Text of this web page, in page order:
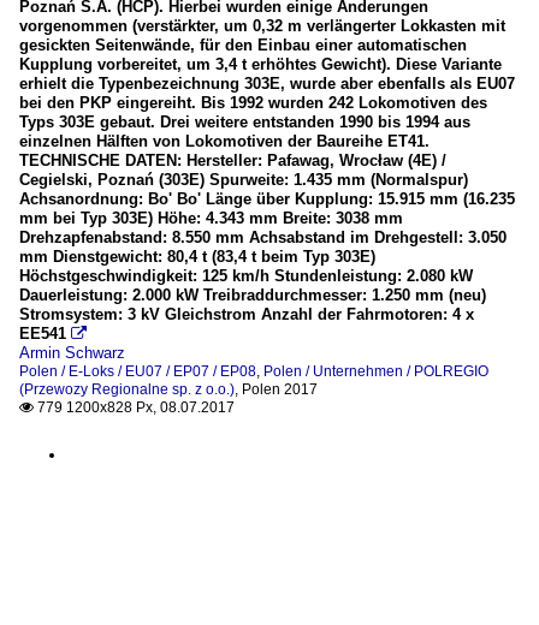
Poznań S.A. (HCP). Hierbei wurden einige Änderungen
vorgenommen (verstärkter, um 0,32 m verlängerter Lokkasten mit
gesickten Seitenwände, für den Einbau einer automatischen
Kupplung vorbereitet, um 3,4 t erhöhtes Gewicht). Diese Variante
erhielt die Typenbezeichnung 303E, wurde aber ebenfalls als EU07
bei den PKP eingereiht. Bis 1992 wurden 242 Lokomotiven des
Typs 303E gebaut. Drei weitere entstanden 1990 bis 1994 aus
einzelnen Hälften von Lokomotiven der Baureihe ET41.
TECHNISCHE DATEN: Hersteller: Pafawag, Wrocław (4E) /
Cegielski, Poznań (303E) Spurweite: 1.435 mm (Normalspur)
Achsanordnung: Bo' Bo' Länge über Kupplung: 15.915 mm (16.235
mm bei Typ 303E) Höhe: 4.343 mm Breite: 3038 mm
Drehzapfenabstand: 8.550 mm Achsabstand im Drehgestell: 3.050
mm Dienstgewicht: 80,4 t (83,4 t beim Typ 303E)
Höchstgeschwindigkeit: 125 km/h Stundenleistung: 2.080 kW
Dauerleistung: 2.000 kW Treibraddurchmesser: 1.250 mm (neu)
Stromsystem: 3 kV Gleichstrom Anzahl der Fahrmotoren: 4 x
EE541 
Armin Schwarz
Polen / E-Loks / EU07 / EP07 / EP08, Polen / Unternehmen / POLREGIO
(Przewozy Regionalne sp. z o.o.), Polen 2017
 779 1200x828 Px, 08.07.2017